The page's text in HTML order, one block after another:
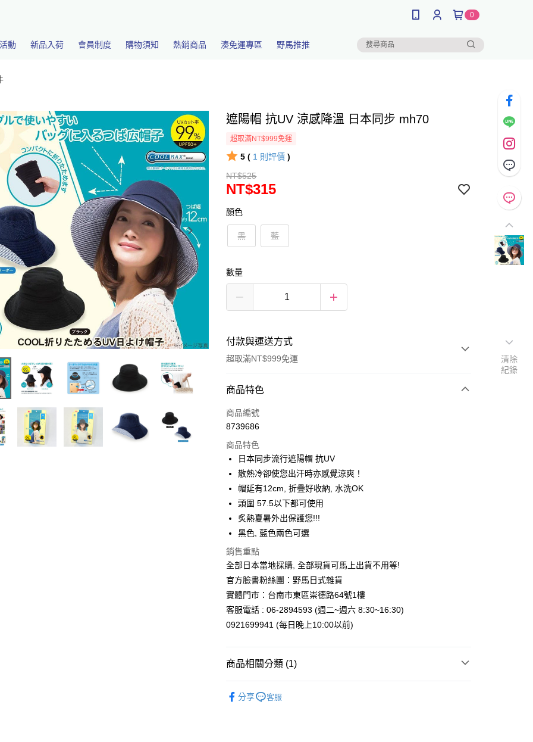
0
動 新品入荷 會員制度 購物須知 熱銷商品 湊免運專區 野馬推推
遮陽帽 抗UV 涼感降溫 日本同步 mh70
超取滿NT$999免運
5 ( 1 則評價 )
NT$525
NT$315
顏色
黑 藍
數量
付款與運送方式
超取滿NT$999免運
付款方式
信用卡一次付款
3 期 0 利率 每期 NT$105
合作金庫商業銀行
華南商業銀行
彰化商業銀行
國泰世華商業銀行
臺灣中小企業銀行
匯豐（台灣）商業銀行
聯邦商業銀行
玉山商業銀行
星展（台灣）商業銀行
台新國際商業銀行
台灣樂天信用卡公司
超商取貨付款
Apple Pay
悠遊付
Google Pay
ATM付款
全家取貨付款
商品特色
商品編號
8739686
商品特色
日本同步流行遮陽帽 抗UV
散熱冷卻使您出汗時亦感覺涼爽！
帽延有12cm, 折疊好收納, 水洗OK
頭圍 57.5以下都可使用
炙熱夏暑外出保護您!!!
黑色, 藍色兩色可選
銷售重點
全部日本當地採購, 全部現貨可馬上出貨不用等!
官方臉書粉絲團：野馬日式雜貨
實體門市：台南市東區崇德路64號1樓
客服電話 : 06-2894593 (週二~週六 8:30~16:30)
0921699941 (每日晚上10:00以前)
商品相關分類 (1)
分享
客服
清除
紀錄